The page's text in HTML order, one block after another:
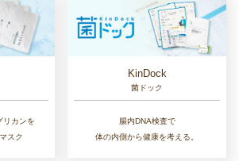
リカンを
スク
KinDock
菌ドック
腸内DNA検査で
体の内側から健康を考える。